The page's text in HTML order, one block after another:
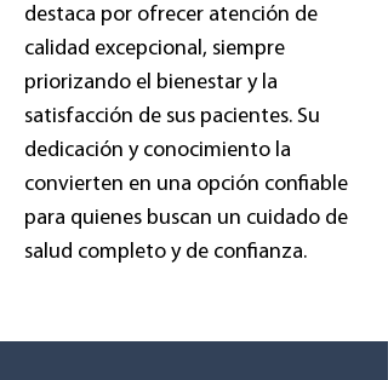
destaca por ofrecer atención de
calidad excepcional, siempre
priorizando el bienestar y la
satisfacción de sus pacientes. Su
dedicación y conocimiento la
convierten en una opción confiable
para quienes buscan un cuidado de
salud completo y de confianza.